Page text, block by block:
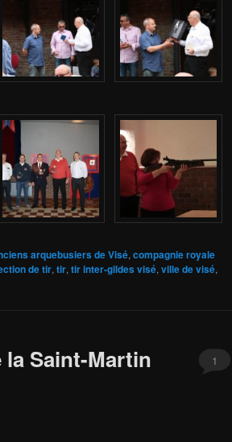
arquebusiers de Visé, compagnie royale
de tir, tir, tir inter-gildes visé, ville de visé,
la Saint-Martin
1